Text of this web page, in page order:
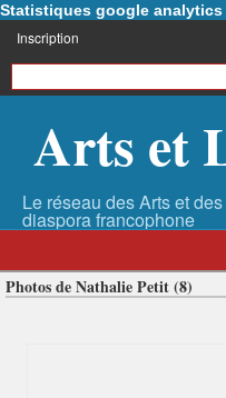
Statistiques google analytics
Inscription
Arts et
Photos de Nathalie Petit (8)